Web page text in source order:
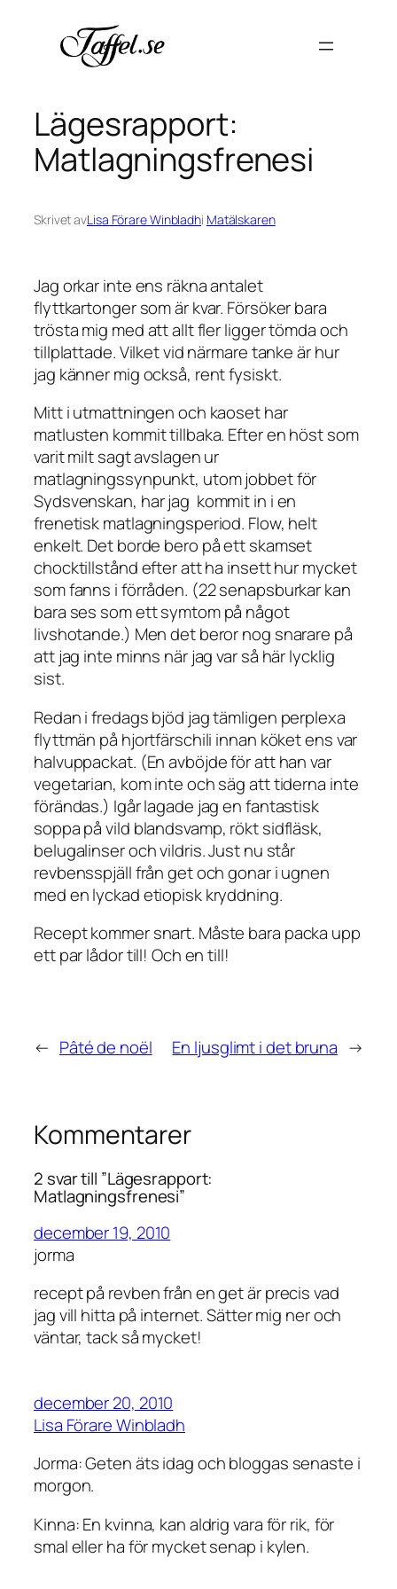
innehåll
Lägesrapport:
Matlagningsfrenesi
Skrivet avLisa Förare Winbladhi Matälskaren
Jag orkar inte ens räkna antalet
flyttkartonger som är kvar. Försöker bara
trösta mig med att allt fler ligger tömda och
tillplattade. Vilket vid närmare tanke är hur
jag känner mig också, rent fysiskt.
Mitt i utmattningen och kaoset har
matlusten kommit tillbaka. Efter en höst som
varit milt sagt avslagen ur
matlagningssynpunkt, utom jobbet för
Sydsvenskan, har jag kommit in i en
frenetisk matlagningsperiod. Flow, helt
enkelt. Det borde bero på ett skamset
chocktillstånd efter att ha insett hur mycket
som fanns i förråden. (22 senapsburkar kan
bara ses som ett symtom på något
livshotande.) Men det beror nog snarare på
att jag inte minns när jag var så här lycklig
sist.
Redan i fredags bjöd jag tämligen perplexa
flyttmän på hjortfärschili innan köket ens var
halvuppackat. (En avböjde för att han var
vegetarian, kom inte och säg att tiderna inte
förändas.) Igår lagade jag en fantastisk
soppa på vild blandsvamp, rökt sidfläsk,
belugalinser och vildris. Just nu står
revbensspjäll från get och gonar i ugnen
med en lyckad etiopisk kryddning.
Recept kommer snart. Måste bara packa upp
ett par lådor till! Och en till!
← Pâté de noël En ljusglimt i det bruna →
Kommentarer
2 svar till ”Lägesrapport:
Matlagningsfrenesi”
december 19, 2010
jorma
recept på revben från en get är precis vad
jag vill hitta på internet. Sätter mig ner och
väntar, tack så mycket!
december 20, 2010
Lisa Förare Winbladh
Jorma: Geten äts idag och bloggas senaste i
morgon.
Kinna: En kvinna, kan aldrig vara för rik, för
smal eller ha för mycket senap i kylen.